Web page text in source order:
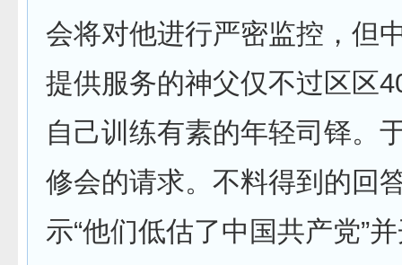
会将对他进行严密监控，但
提供服务的神父仅不过区区
自己训练有素的年轻司铎。
修会的请求。不料得到的回
示“他们低估了中国共产党”